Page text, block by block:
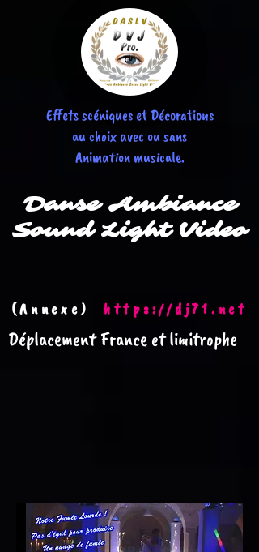
Effets scéniques et Décorations
au choix avec ou sans
Animation musicale.
DanseAmbiance
Sound Light Video
(Annexe) https://dj71.net
Déplacement France et limitrophe